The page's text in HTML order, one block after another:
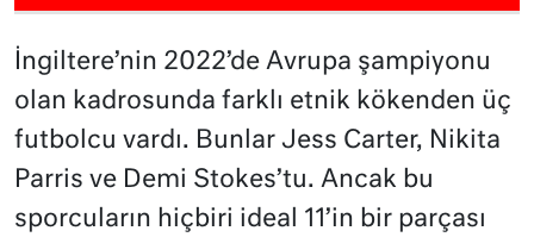
İngiltere’nin 2022’de Avrupa şampiyonu
olan kadrosunda farklı etnik kökenden üç
futbolcu vardı. Bunlar Jess Carter, Nikita
Parris ve Demi Stokes’tu. Ancak bu
sporcuların hiçbiri ideal 11’in bir parçası